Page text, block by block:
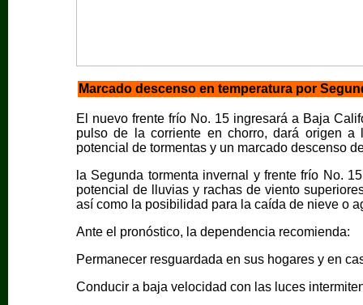
Marcado descenso en temperatura por
El nuevo frente frío No. 15 ingresará a Baja
pulso de la corriente en chorro, dará origen a
potencial de tormentas y un marcado descenso
la Segunda tormenta invernal y frente frío No.
potencial de lluvias y rachas de viento
así como la posibilidad para la caída de nieve o
Ante el pronóstico, la dependencia recomienda:
Permanecer resguardada en sus hogares y en
Conducir a baja velocidad con las luces